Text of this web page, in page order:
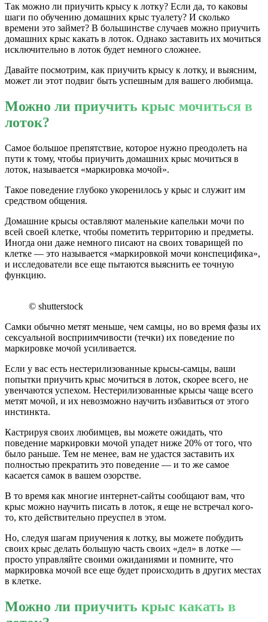
Так можно ли приучить крысу к лотку? Если да, то каковы
шаги по обучению домашних крыс туалету? И сколько
времени это займет? В большинстве случаев можно приучить
домашних крыс какать в лоток. Однако заставить их мочиться
исключительно в лоток будет немного сложнее.
Давайте посмотрим, как приучить крысу к лотку, и выясним,
может ли этот подвиг быть успешным для вашего любимца.
Можно ли приучить крыс мочиться в
лоток?
Самое большое препятствие, которое нужно преодолеть на
пути к тому, чтобы приучить домашних крыс мочиться в
лоток, называется «маркировка мочой».
Такое поведение глубоко укоренилось у крыс и служит им
средством общения.
Домашние крысы оставляют маленькие капельки мочи по
всей своей клетке, чтобы пометить территорию и предметы.
Иногда они даже немного писают на своих товарищей по
клетке — это называется «маркировкой мочи конспецифика»,
и исследователи все еще пытаются выяснить ее точную
функцию.
© shutterstock
Самки обычно метят меньше, чем самцы, но во время фазы их
сексуальной восприимчивости (течки) их поведение по
маркировке мочой усиливается.
Если у вас есть нестерилизованные крысы-самцы, ваши
попытки приучить крыс мочиться в лоток, скорее всего, не
увенчаются успехом. Нестерилизованные крысы чаще всего
метят мочой, и их невозможно научить избавиться от этого
инстинкта.
Кастрируя своих любимцев, вы можете ожидать, что
поведение маркировки мочой упадет ниже 20% от того, что
было раньше. Тем не менее, вам не удастся заставить их
полностью прекратить это поведение — и то же самое
касается самок в вашем озорстве.
В то время как многие интернет-сайты сообщают вам, что
крыс можно научить писать в лоток, я еще не встречал кого-
то, кто действительно преуспел в этом.
Но, следуя шагам приучения к лотку, вы можете побудить
своих крыс делать большую часть своих «дел» в лотке —
просто управляйте своими ожиданиями и помните, что
маркировка мочой все еще будет происходить в других местах
в клетке.
Можно ли приучить крыс какать в